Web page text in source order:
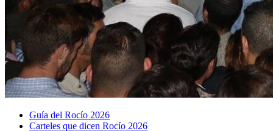
Guía del Rocío 2026
Carteles que dicen Rocío 2026